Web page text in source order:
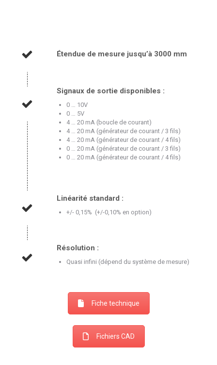
Étendue de mesure jusqu’à 3000 mm
Signaux de sortie disponibles :
0 … 10V
0 … 5V
4 … 20 mA (boucle de courant)
4 … 20 mA (générateur de courant / 3 fils)
4 … 20 mA (générateur de courant / 4 fils)
0 … 20 mA (générateur de courant / 3 fils)
0 … 20 mA (générateur de courant / 4 fils)
Linéarité standard :
+/- 0,15% (+/-0,10% en option)
Résolution :
Quasi infini (dépend du système de mesure)
Fiche technique
Fichiers CAD